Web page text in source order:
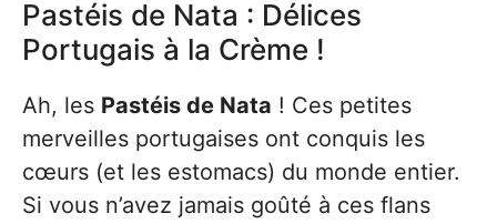
Pastéis de Nata : Délices
Portugais à la Crème !
Ah, les Pastéis de Nata ! Ces petites
merveilles portugaises ont conquis les
cœurs (et les estomacs) du monde entier.
Si vous n’avez jamais goûté à ces flans